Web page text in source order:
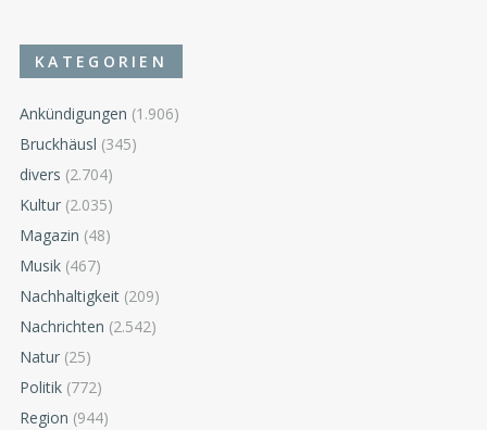
KATEGORIEN
Ankündigungen (1.906)
Bruckhäusl (345)
divers (2.704)
Kultur (2.035)
Magazin (48)
Musik (467)
Nachhaltigkeit (209)
Nachrichten (2.542)
Natur (25)
Politik (772)
Region (944)